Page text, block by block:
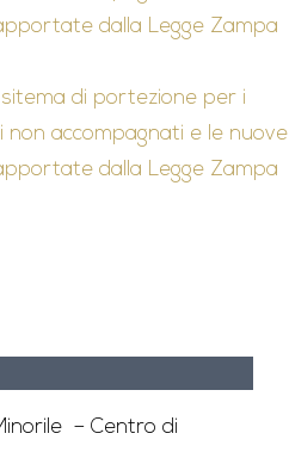
– Centro di
dalla Legge Zampa
sitema di portezione per i
non accompagnati e le nuove
dalla Legge Zampa